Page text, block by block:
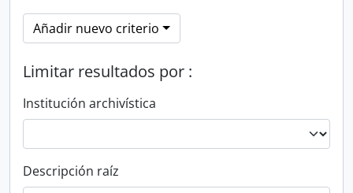
Añadir nuevo criterio
Limitar resultados por :
Institución archivística
Descripción raíz